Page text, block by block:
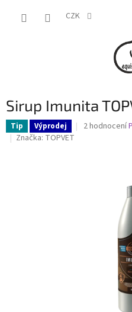
CZK
Sirup Imunita
Tip Výprodej
Průměrné
2 hodnocení
Značka: TOPVET